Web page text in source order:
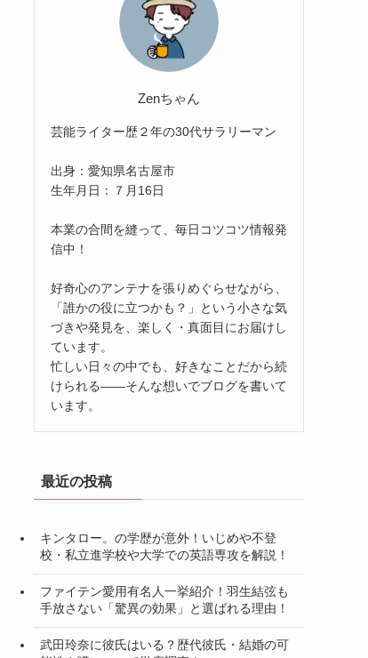
Zenちゃん
芸能ライター歴２年の30代サラリーマン
出身：愛知県名古屋市
生年月日：７月16日
本業の合間を縫って、毎日コツコツ情報発
信中！
好奇心のアンテナを張りめぐらせながら、
「誰かの役に立つかも？」という小さな気
づきや発見を、楽しく・真面目にお届けし
ています。
忙しい日々の中でも、好きなことだから続
けられる——そんな想いでブログを書いて
います。
最近の投稿
キンタロー。の学歴が意外！いじめや不登
校・私立進学校や大学での英語専攻を解説！
ファイテン愛用有名人一挙紹介！羽生結弦も
手放さない「驚異の効果」と選ばれる理由！
武田玲奈に彼氏はいる？歴代彼氏・結婚の可